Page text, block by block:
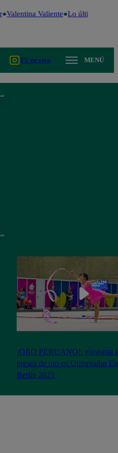
Valentina Valiente Lo último
TV en vivo MENÚ
¡ORO PERUANO!: gimnasta
presea de oro en Olimpiadas
Berlín 2023